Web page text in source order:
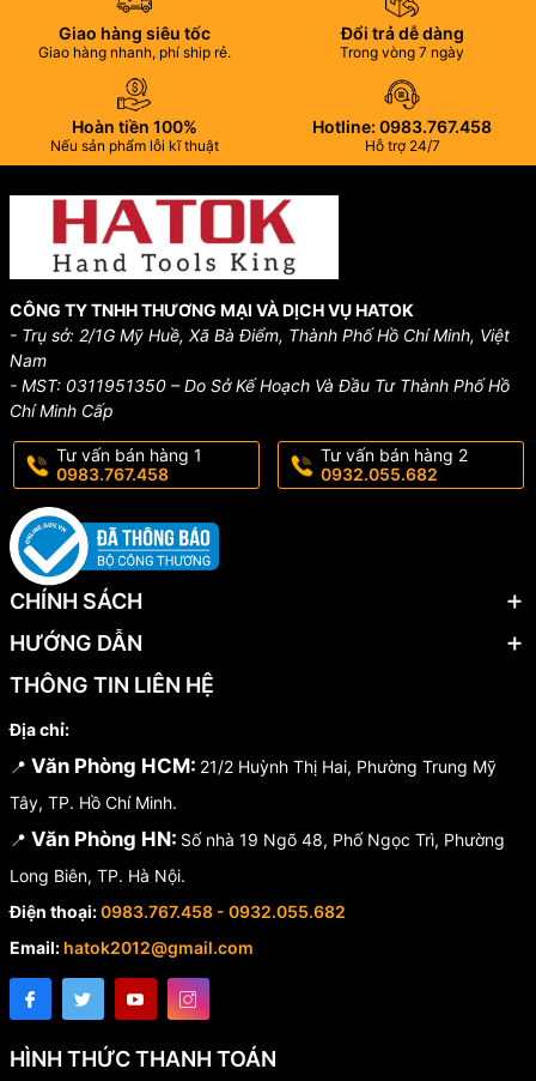
Giao hàng siêu tốc
Giao hàng nhanh, phí ship rẻ.
Đổi trả dễ dàng
Trong vòng 7 ngày
Hoàn tiền 100%
Nếu sản phẩm lỗi kĩ thuật
Hotline: 0983.767.458
Hỗ trợ 24/7
CÔNG TY TNHH THƯƠNG MẠI VÀ DỊCH VỤ HATOK
- Trụ sở: 2/1G Mỹ Huề, Xã Bà Điểm, Thành Phố Hồ Chí Minh, Việt
Nam
- MST: 0311951350 – Do Sở Kế Hoạch Và Đầu Tư Thành Phố Hồ
Chí Minh Cấp
Tư vấn bán hàng 1
0983.767.458
Tư vấn bán hàng 2
0932.055.682
CHÍNH SÁCH
HƯỚNG DẪN
THÔNG TIN LIÊN HỆ
Địa chỉ:
📍 Văn Phòng HCM: 21/2 Huỳnh Thị Hai, Phường Trung Mỹ
Tây, TP. Hồ Chí Minh.
📍 Văn Phòng HN: Số nhà 19 Ngõ 48, Phố Ngọc Trì, Phường
Long Biên, TP. Hà Nội.
Điện thoại:0983.767.458 - 0932.055.682
Email: hatok2012@gmail.com
HÌNH THỨC THANH TOÁN